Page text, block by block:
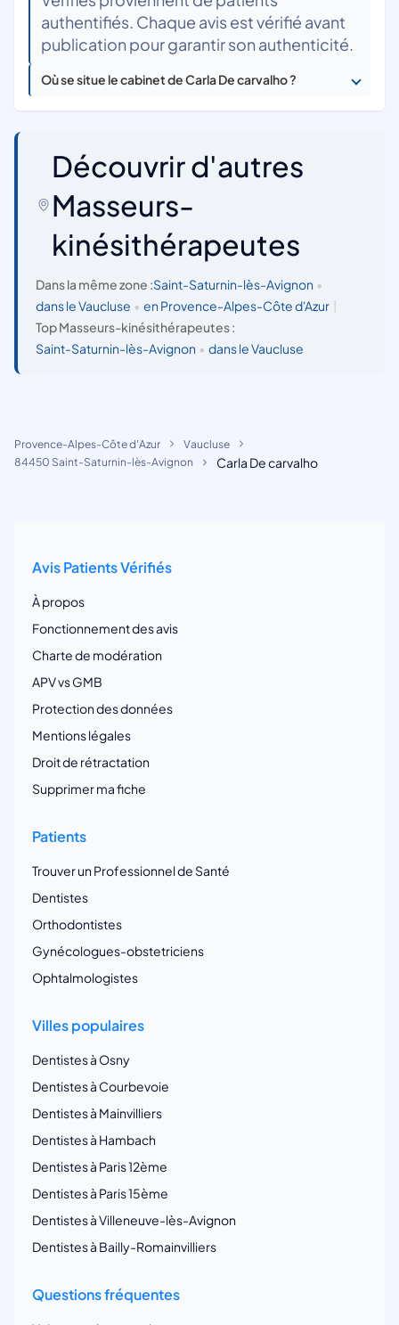
authentifiés. Chaque avis est vérifié avant
publication pour garantir son authenticité.
Où se situe le cabinet de Carla De carvalho ?
Découvrir d'autres
Masseurs-
kinésithérapeutes
Dans la même zone :Saint-Saturnin-lès-Avignon •
dans le Vaucluse • en Provence-Alpes-Côte d'Azur
Top Masseurs-kinésithérapeutes :
Saint-Saturnin-lès-Avignon • dans le Vaucluse
Provence-Alpes-Côte d'Azur
Vaucluse
84450 Saint-Saturnin-lès-Avignon
Carla De carvalho
Avis Patients Vérifiés
À propos
Fonctionnement des avis
Charte de modération
APV vs GMB
Protection des données
Mentions légales
Droit de rétractation
Supprimer ma fiche
Patients
Trouver un Professionnel de Santé
Dentistes
Orthodontistes
Gynécologues-obstetriciens
Ophtalmologistes
Villes populaires
Dentistes à Osny
Dentistes à Courbevoie
Dentistes à Mainvilliers
Dentistes à Hambach
Dentistes à Paris 12ème
Dentistes à Paris 15ème
Dentistes à Villeneuve-lès-Avignon
Dentistes à Bailly-Romainvilliers
Questions fréquentes